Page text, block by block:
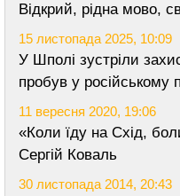
Відкрий, рідна мово,
15 листопада 2025, 10:09
У Шполі зустріли
пробув у російському
11 вересня 2020, 19:06
«Коли їду на Схід,
Сергій Коваль
30 листопада 2014, 20:43